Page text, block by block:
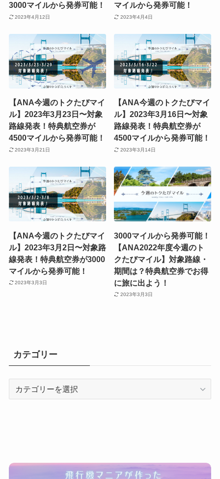
3000マイルから発券可能！
2023年4月12日
マイルから発券可能！
2023年4月4日
【ANA今週のトクたびマイ
ル】2023年3月23日〜対象
路線発表！特典航空券が
4500マイルから発券可能！
2023年3月21日
【ANA今週のトクたびマイ
ル】2023年3月16日〜対象
路線発表！特典航空券が
4500マイルから発券可能！
2023年3月14日
【ANA今週のトクたびマイ
ル】2023年3月2日〜対象路
線発表！特典航空券が3000
マイルから発券可能！
2023年3月3日
3000マイルから発券可能！
【ANA2022年度今週のト
クたびマイル】対象路線・
期間は？特典航空券でお得
に旅に出よう！
2023年3月3日
カテゴリー